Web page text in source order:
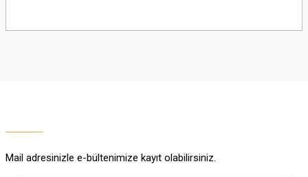
yetersiz gördüğünüz noktaları öneri formunu kullanarak tarafımıza
Bu ürüne benzer farklı alternatifler olmalı.
Mail adresinizle e-bültenimize kayıt olabilirsiniz.